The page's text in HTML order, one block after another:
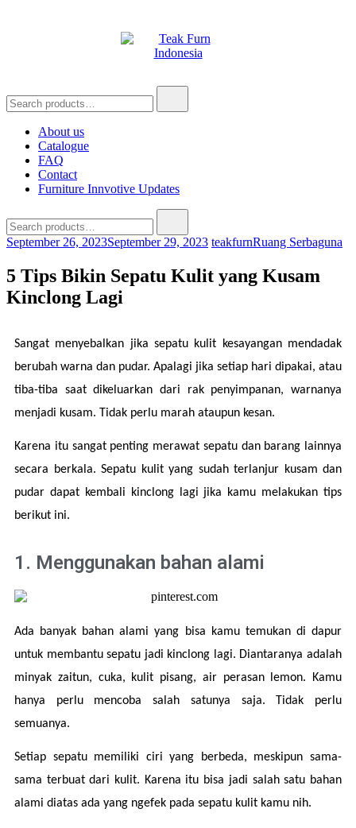
About us
Catalogue
FAQ
Contact
Furniture Innvotive Updates
September 26, 2023September 29, 2023 teakfurnRuang Serbaguna
5 Tips Bikin Sepatu Kulit yang Kusam
Kinclong Lagi
Sangat menyebalkan jika sepatu kulit kesayangan mendadak
berubah warna dan pudar. Apalagi jika setiap hari dipakai, atau
tiba-tiba saat dikeluarkan dari rak penyimpanan, warnanya
menjadi kusam. Tidak perlu marah ataupun kesan.
Karena itu sangat penting merawat sepatu dan barang lainnya
secara berkala. Sepatu kulit yang sudah terlanjur kusam dan
pudar dapat kembali kinclong lagi jika kamu melakukan tips
berikut ini.
1. Menggunakan bahan alami
Ada banyak bahan alami yang bisa kamu temukan di dapur
untuk membantu sepatu jadi kinclong lagi. Diantaranya adalah
minyak zaitun, cuka, kulit pisang, air perasan lemon. Kamu
hanya perlu mencoba salah satunya saja. Tidak perlu
semuanya.
Setiap sepatu memiliki ciri yang berbeda, meskipun sama-
sama terbuat dari kulit. Karena itu bisa jadi salah satu bahan
alami diatas ada yang ngefek pada sepatu kulit kamu nih.